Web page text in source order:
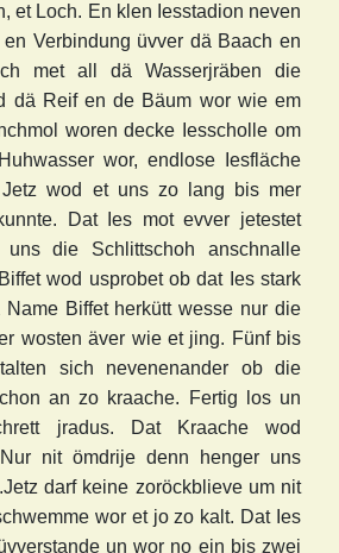
et Loch. En klen Iesstadion neven
Verbindung üvver dä Baach en
met all dä Wasserjräben die
dä Reif en de Bäum wor wie em
woren decke Iesscholle om
wor, endlose Iesfläche
wod et uns zo lang bis mer
Dat Ies mot evver jetestet
die Schlittschoh anschnalle
wod usprobet ob dat Ies stark
Name Biffet herkütt wesse nur die
wosten äver wie et jing. Fünf bis
sich nevenenander ob die
an zo kraache. Fertig los un
jradus. Dat Kraache wod
nit ömdrije denn henger uns
darf keine zoröckblieve um nit
wor et jo zo kalt. Dat Ies
un wor no ein bis zwei